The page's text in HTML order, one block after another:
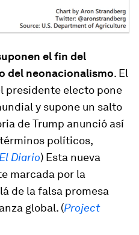
el fin del
del neonacionalismo. El
presidente electo pone
y supone un salto
de Trump anunció así
políticos,
El Diario) Esta nueva
marcada por la
de la falsa promesa
global. (Project